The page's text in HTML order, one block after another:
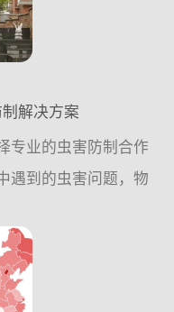
解决方案
专业的虫害防制合作
遇到的虫害问题，物
入为他们提高了工作
本...